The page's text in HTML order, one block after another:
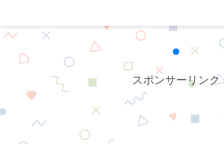
スポンサーリンク